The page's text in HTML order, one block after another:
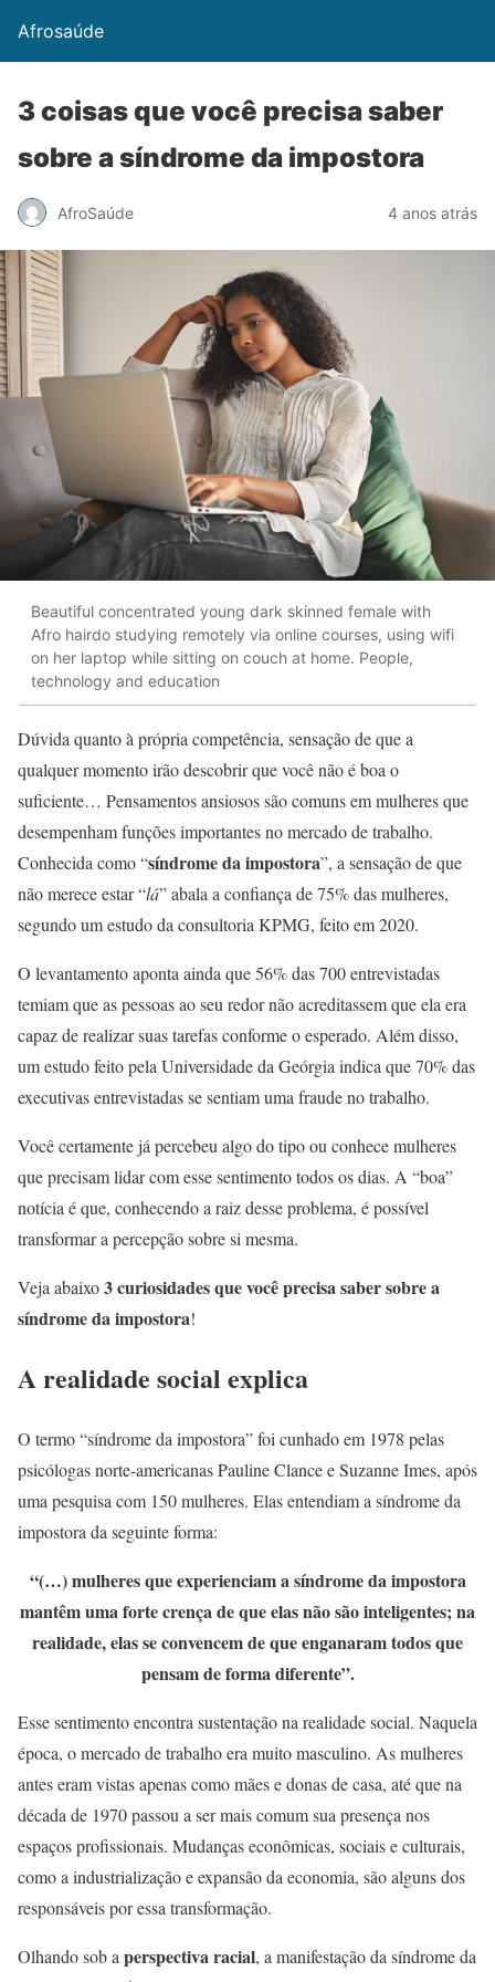
Afrosaúde
3 coisas que você precisa saber
sobre a síndrome da impostora
AfroSaúde 4 anos atrás
Beautiful concentrated young dark skinned female with
Afro hairdo studying remotely via online courses, using wifi
on her laptop while sitting on couch at home. People,
technology and education
Dúvida quanto à própria competência, sensação de que a
qualquer momento irão descobrir que você não é boa o
suficiente… Pensamentos ansiosos são comuns em mulheres que
desempenham funções importantes no mercado de trabalho.
Conhecida como “síndrome da impostora”, a sensação de que
não merece estar “lá” abala a confiança de 75% das mulheres,
segundo um estudo da consultoria KPMG, feito em 2020.
O levantamento aponta ainda que 56% das 700 entrevistadas
temiam que as pessoas ao seu redor não acreditassem que ela era
capaz de realizar suas tarefas conforme o esperado. Além disso,
um estudo feito pela Universidade da Geórgia indica que 70% das
executivas entrevistadas se sentiam uma fraude no trabalho.
Você certamente já percebeu algo do tipo ou conhece mulheres
que precisam lidar com esse sentimento todos os dias. A “boa”
notícia é que, conhecendo a raiz desse problema, é possível
transformar a percepção sobre si mesma.
Veja abaixo3 curiosidades que você precisa saber sobre a
síndrome da impostora!
A realidade social explica
O termo “síndrome da impostora” foi cunhado em 1978 pelas
psicólogas norte-americanas Pauline Clance e Suzanne Imes, após
uma pesquisa com 150 mulheres. Elas entendiam a síndrome da
impostora da seguinte forma:
“(…) mulheres que experienciam a síndrome da impostora
mantêm uma forte crença de que elas não são inteligentes; na
realidade, elas se convencem de que enganaram todos que
pensam de forma diferente”.
Esse sentimento encontra sustentação na realidade social. Naquela
época, o mercado de trabalho era muito masculino. As mulheres
antes eram vistas apenas como mães e donas de casa, até que na
década de 1970 passou a ser mais comum sua presença nos
espaços profissionais. Mudanças econômicas, sociais e culturais,
como a industrialização e expansão da economia, são alguns dos
responsáveis por essa transformação.
Olhando sob aperspectiva racial, a manifestação da síndrome da